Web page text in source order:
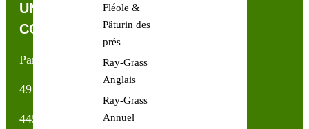
Fléole &
Pâturin des
prés
Ray-Grass
Anglais
Ray-Grass
Annuel
UNE QUESTION, UN CONSEIL ?
CONTACTEZ-NOUS !
Partner & Co SAS
49 avenue du Général de Gaulle
44500 La Baule Escoublac